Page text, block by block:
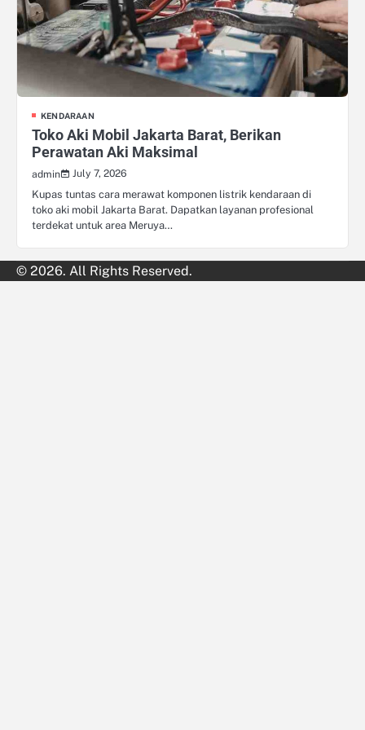
KENDARAAN
Toko Aki Mobil Jakarta Barat, Berikan
Perawatan Aki Maksimal
admin
July 7, 2026
Kupas tuntas cara merawat komponen listrik kendaraan di
toko aki mobil Jakarta Barat. Dapatkan layanan profesional
terdekat untuk area Meruya…
© 2026. All Rights Reserved.